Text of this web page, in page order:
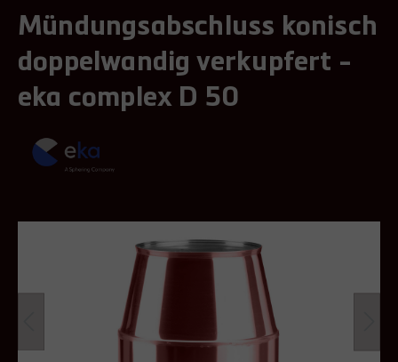
Mündungsabschluss konisch
doppelwandig verkupfert -
eka complex D 50